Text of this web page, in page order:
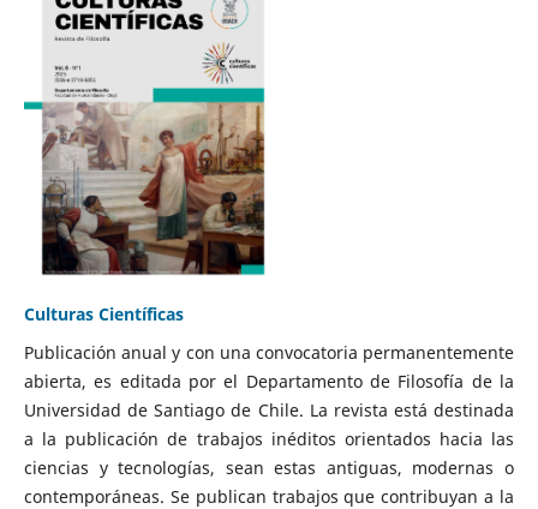
Culturas Científicas
Publicación anual y con una convocatoria permanentemente
abierta, es editada por el Departamento de Filosofía de la
Universidad de Santiago de Chile. La revista está destinada
a la publicación de trabajos inéditos orientados hacia las
ciencias y tecnologías, sean estas antiguas, modernas o
contemporáneas. Se publican trabajos que contribuyan a la